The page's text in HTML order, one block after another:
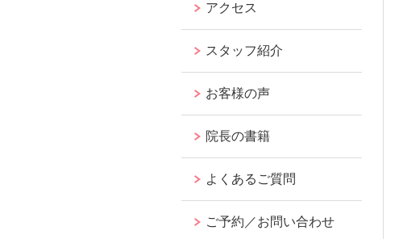
アクセス
スタッフ紹介
お客様の声
院長の書籍
よくあるご質問
ご予約／お問い合わせ